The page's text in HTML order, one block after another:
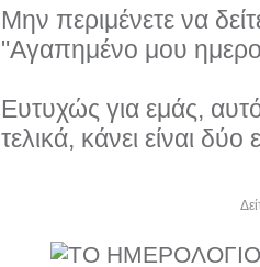
Μην περιμένετε να
"Αγαπημένο μου
Ευτυχώς για εμάς,
τελικά, κάνει είναι